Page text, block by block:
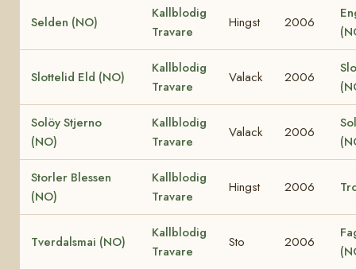
Selden (NO)
Kallblodig
Travare
Hingst 2006
Slottelid Eld (NO)
Kallblodig
Travare
Valack 2006
Solöy Stjerno
(NO)
Kallblodig
Travare
Valack 2006
Storler Blessen
(NO)
Kallblodig
Travare
Hingst 2006
Tverdalsmai (NO)
Kallblodig
Travare
Sto 2006